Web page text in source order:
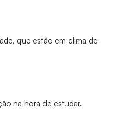
que estão em clima de
na hora de estudar.